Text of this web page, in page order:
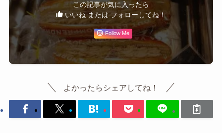
この記事が気に入ったら
いいね または フォローしてね！
Follow Me
よかったらシェアしてね！